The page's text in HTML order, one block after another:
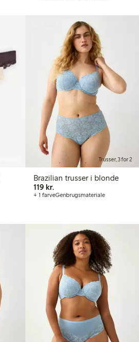
Trusser, 3 for 2
Brazilian trusser i blonde
119 kr.
+ 1 farveGenbrugsmateriale